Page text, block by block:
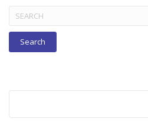
Search
for: